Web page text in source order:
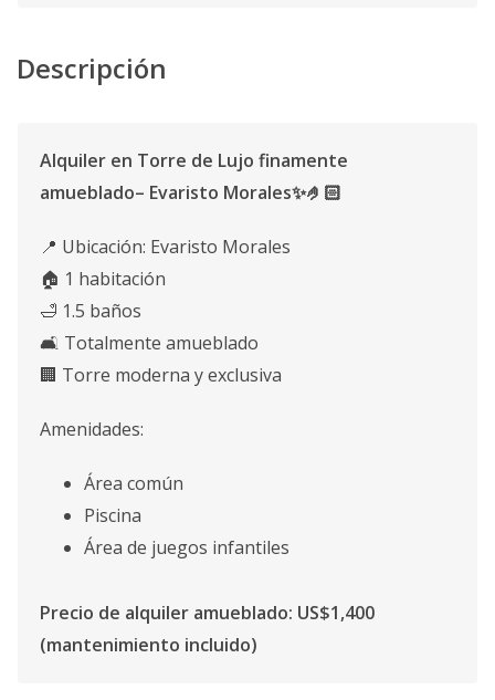
Descripción
Alquiler en Torre de Lujo finamente
amueblado– Evaristo Morales✨🤌🏻
📍 Ubicación: Evaristo Morales
🏠 1 habitación
🛁 1.5 baños
🛋️ Totalmente amueblado
🏢 Torre moderna y exclusiva
Amenidades:
Área común
Piscina
Área de juegos infantiles
Precio de alquiler amueblado: US$1,400
(mantenimiento incluido)